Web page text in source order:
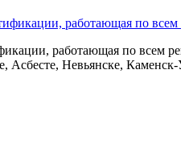
работающая по всем
Асбесте, Невьянске, Каменск-